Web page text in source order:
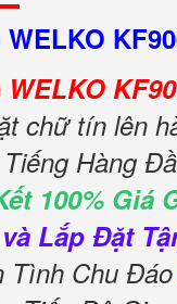
chữ tín lên
Hàng
100% Giá
Lắp Đặt
Tình Chu Đáo